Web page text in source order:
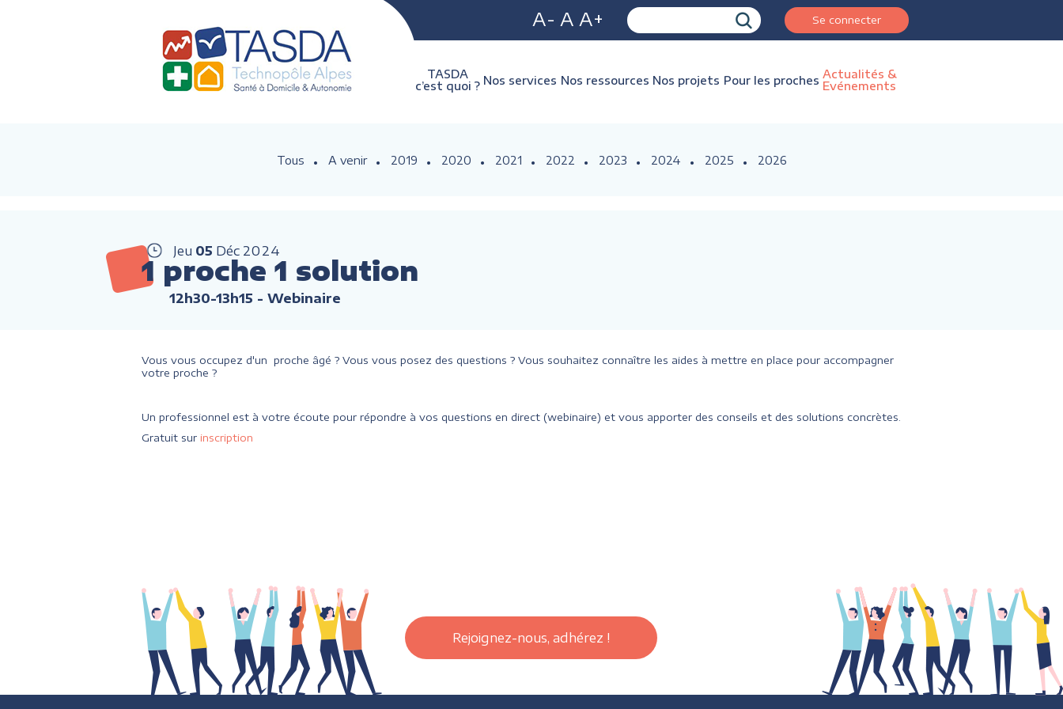
A- A A+ Se connecter
TASDA
c’est quoi ? Nos services Nos ressources Nos projets Pour les proches Actualités &
Evénements
Tous A venir 2019 2020 2021 2022 2023 2024 2025 2026
Jeu 05 Déc 2024
1 proche 1 solution
12h30-13h15 - Webinaire
Vous vous occupez d'un proche âgé ? Vous vous posez des questions ? Vous souhaitez connaître les aides à mettre en place pour accompagner
votre proche ?
Un professionnel est à votre écoute pour répondre à vos questions en direct (webinaire) et vous apporter des conseils et des solutions concrètes.
Gratuit sur inscription
Rejoignez-nous, adhérez !